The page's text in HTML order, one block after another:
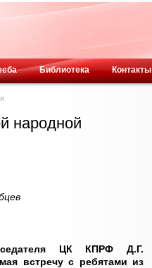
Библиотека Контакты
народной
ЦК КПРФ Д.Г.
встречу с ребятами из